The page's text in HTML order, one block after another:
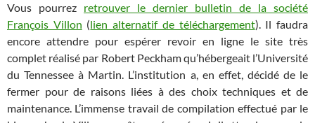
Vous pourrez retrouver le dernier bulletin de la société
François Villon (lien alternatif de téléchargement). Il faudra
encore attendre pour espérer revoir en ligne le site très
complet réalisé par Robert Peckham qu’hébergeait l’Université
du Tennessee à Martin. L’institution a, en effet, décidé de le
fermer pour de raisons liées à des choix techniques et de
maintenance. L’immense travail de compilation effectué par le